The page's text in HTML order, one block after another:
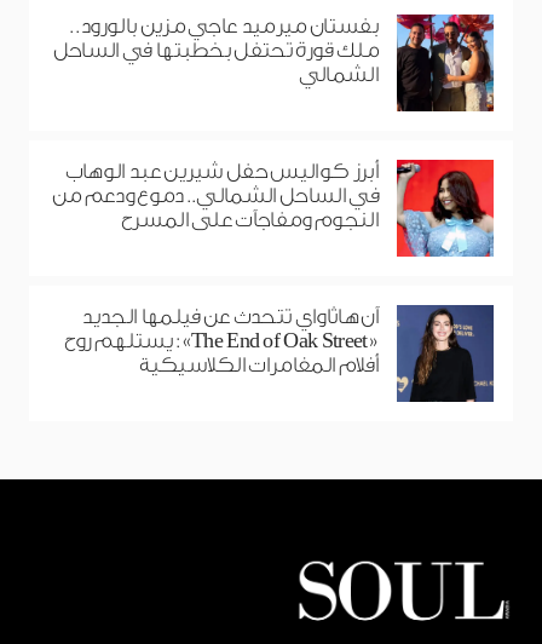
بفستان ميرميد عاجي مزين بالورود..
ملك قورة تحتفل بخطبتها في الساحل
الشمالي
أبرز كواليس حفل شيرين عبد الوهاب
في الساحل الشمالي.. دموع ودعم من
النجوم ومفاجآت على المسرح
آن هاثاواي تتحدث عن فيلمها الجديد
«The End of Oak Street»: يستلهم روح
أفلام المغامرات الكلاسيكية